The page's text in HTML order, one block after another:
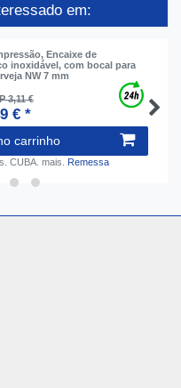
em:
Encaixe de
inoxidável, com bocal para
NW 7 mm
3,11 €
€ *
carrinho
CUBA. mais. Remessa